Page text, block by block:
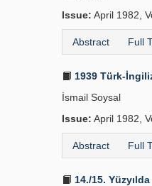
Issue: April 1982,
Abstract Full
1939 Türk-
İsmail Soysal
Issue: April 1982,
Abstract Full
14./15.